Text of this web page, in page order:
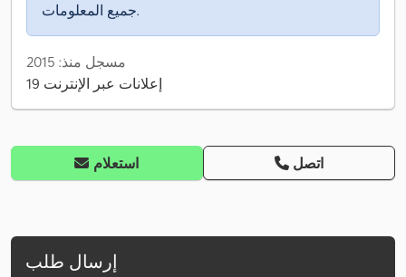
جميع المعلومات.
مسجل منذ: 2015
19 إعلانات عبر الإنترنت
استعلام اتصل
إرسال طلب